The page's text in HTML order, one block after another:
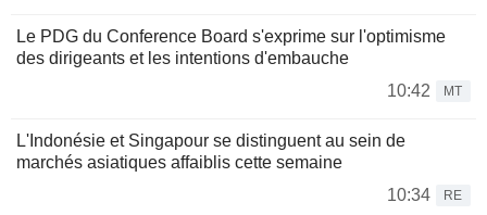
Le PDG du Conference Board s'exprime sur l'optimisme
des dirigeants et les intentions d'embauche
10:42
MT
L'Indonésie et Singapour se distinguent au sein de
marchés asiatiques affaiblis cette semaine
10:34
RE